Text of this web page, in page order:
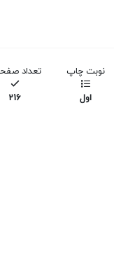
نوبت چاپ
اول
تعداد
216